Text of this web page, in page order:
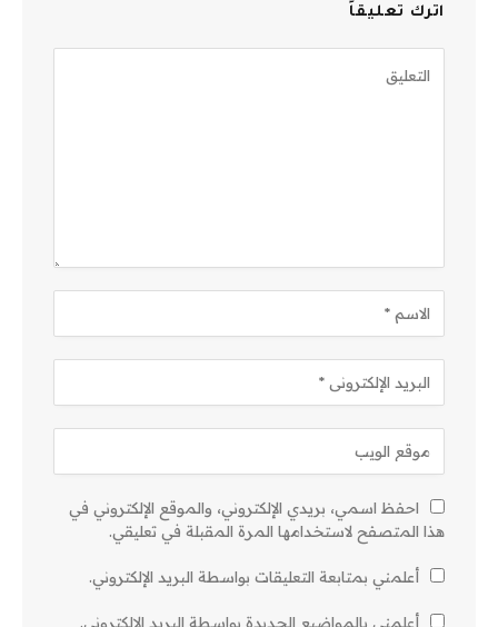
اترك تعليقاً
احفظ اسمي، بريدي الإلكتروني، والموقع الإلكتروني في
هذا المتصفح لاستخدامها المرة المقبلة في تعليقي.
أعلمني بمتابعة التعليقات بواسطة البريد الإلكتروني.
أعلمني بالمواضيع الجديدة بواسطة البريد الإلكتروني.